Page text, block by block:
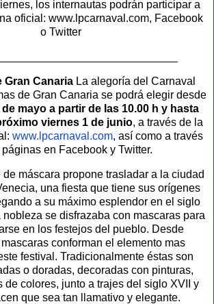
los internautas podrán participar a
oficial: www.lpcarnaval.com, Facebook
o Twitter
Gran Canaria La alegoría del Carnaval
de Gran Canaria se podrá elegir desde
mayo a partir de las 10.00 h y hasta
viernes 1 de junio, a través de la
www.lpcarnaval.com, así como a través
en Facebook y Twitter.
máscara propone trasladar a la ciudad
una fiesta que tiene sus orígenes
a su máximo esplendor en el siglo
nobleza se disfrazaba con mascaras para
en los festejos del pueblo. Desde
conforman el elemento mas
festival. Tradicionalmente éstas son
o doradas, decoradas con pinturas,
de colores, junto a trajes del siglo XVII y
que sea tan llamativo y elegante.